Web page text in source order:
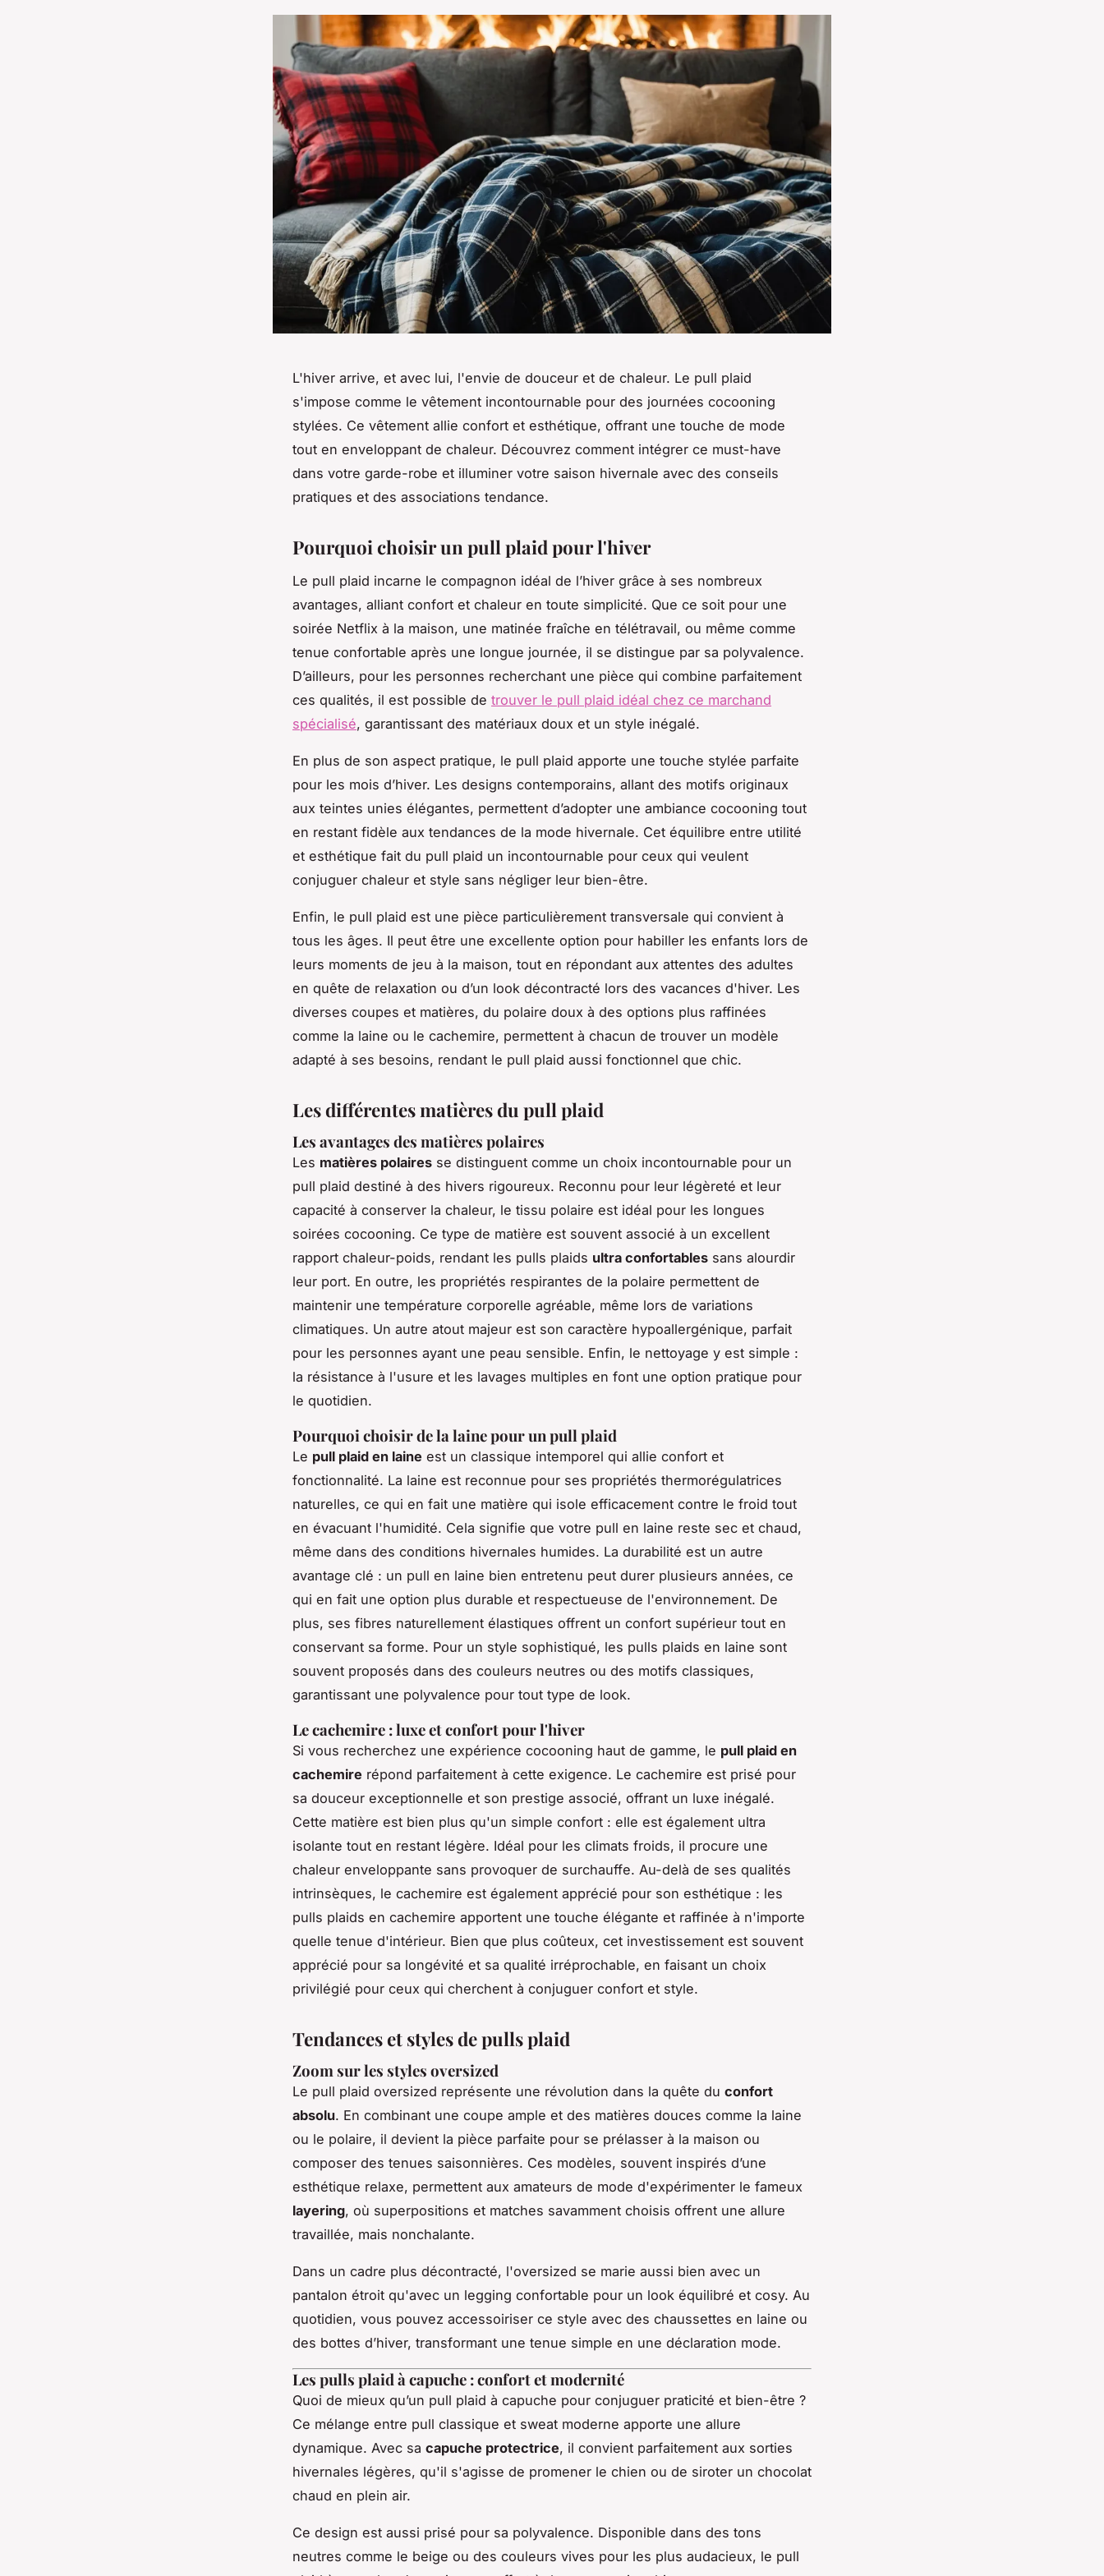
L'hiver arrive, et avec lui, l'envie de douceur et de chaleur. Le pull plaid
s'impose comme le vêtement incontournable pour des journées cocooning
stylées. Ce vêtement allie confort et esthétique, offrant une touche de mode
tout en enveloppant de chaleur. Découvrez comment intégrer ce must-have
dans votre garde-robe et illuminer votre saison hivernale avec des conseils
pratiques et des associations tendance.
Pourquoi choisir un pull plaid pour l'hiver
Le pull plaid incarne le compagnon idéal de l’hiver grâce à ses nombreux
avantages, alliant confort et chaleur en toute simplicité. Que ce soit pour une
soirée Netflix à la maison, une matinée fraîche en télétravail, ou même comme
tenue confortable après une longue journée, il se distingue par sa polyvalence.
D’ailleurs, pour les personnes recherchant une pièce qui combine parfaitement
ces qualités, il est possible de trouver le pull plaid idéal chez ce marchand
spécialisé, garantissant des matériaux doux et un style inégalé.
En plus de son aspect pratique, le pull plaid apporte une touche stylée parfaite
pour les mois d’hiver. Les designs contemporains, allant des motifs originaux
aux teintes unies élégantes, permettent d’adopter une ambiance cocooning tout
en restant fidèle aux tendances de la mode hivernale. Cet équilibre entre utilité
et esthétique fait du pull plaid un incontournable pour ceux qui veulent
conjuguer chaleur et style sans négliger leur bien-être.
Enfin, le pull plaid est une pièce particulièrement transversale qui convient à
tous les âges. Il peut être une excellente option pour habiller les enfants lors de
leurs moments de jeu à la maison, tout en répondant aux attentes des adultes
en quête de relaxation ou d’un look décontracté lors des vacances d'hiver. Les
diverses coupes et matières, du polaire doux à des options plus raffinées
comme la laine ou le cachemire, permettent à chacun de trouver un modèle
adapté à ses besoins, rendant le pull plaid aussi fonctionnel que chic.
Les différentes matières du pull plaid
Les avantages des matières polaires
Les matières polaires se distinguent comme un choix incontournable pour un
pull plaid destiné à des hivers rigoureux. Reconnu pour leur légèreté et leur
capacité à conserver la chaleur, le tissu polaire est idéal pour les longues
soirées cocooning. Ce type de matière est souvent associé à un excellent
rapport chaleur-poids, rendant les pulls plaids ultra confortables sans alourdir
leur port. En outre, les propriétés respirantes de la polaire permettent de
maintenir une température corporelle agréable, même lors de variations
climatiques. Un autre atout majeur est son caractère hypoallergénique, parfait
pour les personnes ayant une peau sensible. Enfin, le nettoyage y est simple :
la résistance à l'usure et les lavages multiples en font une option pratique pour
le quotidien.
Pourquoi choisir de la laine pour un pull plaid
Le pull plaid en laine est un classique intemporel qui allie confort et
fonctionnalité. La laine est reconnue pour ses propriétés thermorégulatrices
naturelles, ce qui en fait une matière qui isole efficacement contre le froid tout
en évacuant l'humidité. Cela signifie que votre pull en laine reste sec et chaud,
même dans des conditions hivernales humides. La durabilité est un autre
avantage clé : un pull en laine bien entretenu peut durer plusieurs années, ce
qui en fait une option plus durable et respectueuse de l'environnement. De
plus, ses fibres naturellement élastiques offrent un confort supérieur tout en
conservant sa forme. Pour un style sophistiqué, les pulls plaids en laine sont
souvent proposés dans des couleurs neutres ou des motifs classiques,
garantissant une polyvalence pour tout type de look.
Le cachemire : luxe et confort pour l'hiver
Si vous recherchez une expérience cocooning haut de gamme, le pull plaid en
cachemire répond parfaitement à cette exigence. Le cachemire est prisé pour
sa douceur exceptionnelle et son prestige associé, offrant un luxe inégalé.
Cette matière est bien plus qu'un simple confort : elle est également ultra
isolante tout en restant légère. Idéal pour les climats froids, il procure une
chaleur enveloppante sans provoquer de surchauffe. Au-delà de ses qualités
intrinsèques, le cachemire est également apprécié pour son esthétique : les
pulls plaids en cachemire apportent une touche élégante et raffinée à n'importe
quelle tenue d'intérieur. Bien que plus coûteux, cet investissement est souvent
apprécié pour sa longévité et sa qualité irréprochable, en faisant un choix
privilégié pour ceux qui cherchent à conjuguer confort et style.
Tendances et styles de pulls plaid
Zoom sur les styles oversized
Le pull plaid oversized représente une révolution dans la quête du confort
absolu. En combinant une coupe ample et des matières douces comme la laine
ou le polaire, il devient la pièce parfaite pour se prélasser à la maison ou
composer des tenues saisonnières. Ces modèles, souvent inspirés d’une
esthétique relaxe, permettent aux amateurs de mode d'expérimenter le fameux
layering, où superpositions et matches savamment choisis offrent une allure
travaillée, mais nonchalante.
Dans un cadre plus décontracté, l'oversized se marie aussi bien avec un
pantalon étroit qu'avec un legging confortable pour un look équilibré et cosy. Au
quotidien, vous pouvez accessoiriser ce style avec des chaussettes en laine ou
des bottes d’hiver, transformant une tenue simple en une déclaration mode.
Les pulls plaid à capuche : confort et modernité
Quoi de mieux qu’un pull plaid à capuche pour conjuguer praticité et bien-être ?
Ce mélange entre pull classique et sweat moderne apporte une allure
dynamique. Avec sa capuche protectrice, il convient parfaitement aux sorties
hivernales légères, qu'il s'agisse de promener le chien ou de siroter un chocolat
chaud en plein air.
Ce design est aussi prisé pour sa polyvalence. Disponible dans des tons
neutres comme le beige ou des couleurs vives pour les plus audacieux, le pull